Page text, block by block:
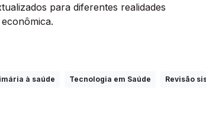
para diferentes realidades
à saúde Tecnologia em Saúde Revisão